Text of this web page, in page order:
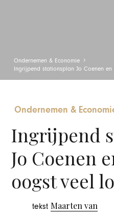
Ondernemen & Economie
Ingrijpend stationsplan Jo Coenen
Ondernemen &
Ingrijpend
Jo Coenen
oogst veel
tekst Maarten van